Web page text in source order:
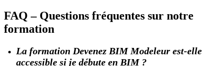
FAQ – Questions fréquentes sur notre
formation
La formation Devenez BIM Modeleur est-elle
accessible si je débute en BIM ?